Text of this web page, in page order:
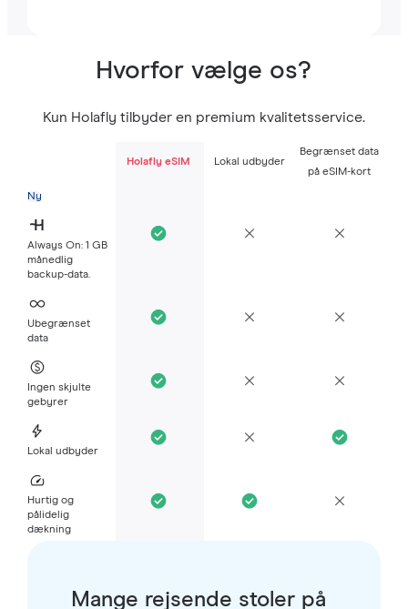
Hvorfor vælge os?
Kun Holafly tilbyder en premium kvalitetsservice.
Holafly eSIM Lokal udbyder
Begrænset data
på eSIM-kort
Ny
Always On: 1 GB
månedlig
backup-data.
Ubegrænset
data
Ingen skjulte
gebyrer
Lokal udbyder
Hurtig og
pålidelig
dækning
Mange rejsende stoler på